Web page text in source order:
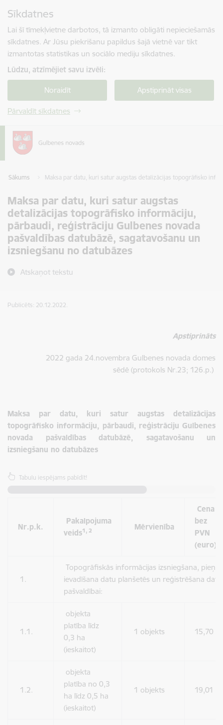
Sīkdatnes
Lai šī tīmekļvietne darbotos, tā izmanto obligāti nepieciešamās
sīkdatnes. Ar Jūsu piekrišanu papildus šajā vietnē var tikt
izmantotas statistikas un sociālo mediju sīkdatnes.
Lūdzu, atzīmējiet savu izvēli:
Noraidīt Apstiprināt visas
Pārvaldīt sīkdatnes
Sākums Maksa par datu, kuri satur augstas detalizācijas topogrāfisko
Maksa par datu, kuri satur augstas
detalizācijas topogrāfisko informāciju,
pārbaudi, reģistrāciju Gulbenes novada
pašvaldības datubāzē, sagatavošanu un
izsniegšanu no datubāzes
Atskaņot tekstu
Publicēts: 20.12.2022.
Apstiprināts
2022 gada 24.novembra Gulbenes novada domes
sēdē (protokols Nr.23; 126.p.)
Maksa par datu, kuri satur augstas detalizācijas
topogrāfisko informāciju, pārbaudi, reģistrāciju Gulbenes
novada pašvaldības datubāzē, sagatavošanu un
izsniegšanu no datubāzes
Tabulu iespējams pabīdīt!
Nr.p.k.
Pakalpojuma
veids1, 2 Mērvienība
Cena
bez
PVN
(euro)
1.
Topogrāfiskās informācijas izsniegšana,
ievadīšana datu planšetēs un reģistrēšana
pašvaldībai:
1.1.
objekta
platība līdz
0,3 ha
(ieskaitot)
1 objekts 15,70
1.2.
objekta
platība no 0,3
ha līdz 0,5 ha
(ieskaitot)
1 objekts 19,01